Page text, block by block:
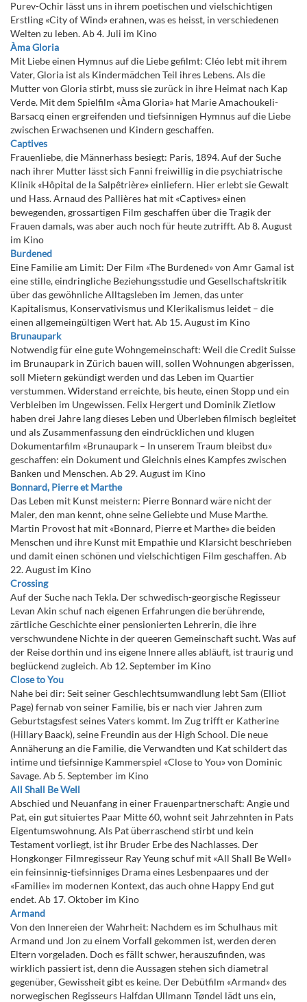
Purev-Ochir lässt uns in ihrem poetischen und vielschichtigen
Erstling «City of Wind» erahnen, was es heisst, in verschiedenen
Welten zu leben. Ab 4. Juli im Kino
Àma Gloria
Mit Liebe einen Hymnus auf die Liebe gefilmt: Cléo lebt mit ihrem
Vater, Gloria ist als Kindermädchen Teil ihres Lebens. Als die
Mutter von Gloria stirbt, muss sie zurück in ihre Heimat nach Kap
Verde. Mit dem Spielfilm «Àma Gloria» hat Marie Amachoukeli-
Barsacq einen ergreifenden und tiefsinnigen Hymnus auf die Liebe
zwischen Erwachsenen und Kindern geschaffen.
Captives
Frauenliebe, die Männerhass besiegt: Paris, 1894. Auf der Suche
nach ihrer Mutter lässt sich Fanni freiwillig in die psychiatrische
Klinik «Hôpital de la Salpêtrière» einliefern. Hier erlebt sie Gewalt
und Hass. Arnaud des Pallières hat mit «Captives» einen
bewegenden, grossartigen Film geschaffen über die Tragik der
Frauen damals, was aber auch noch für heute zutrifft. Ab 8. August
im Kino
Burdened
Eine Familie am Limit: Der Film «The Burdened» von Amr Gamal ist
eine stille, eindringliche Beziehungsstudie und Gesellschaftskritik
über das gewöhnliche Alltagsleben im Jemen, das unter
Kapitalismus, Konservativismus und Klerikalismus leidet – die
einen allgemeingültigen Wert hat. Ab 15. August im Kino
Brunaupark
Notwendig für eine gute Wohngemeinschaft: Weil die Credit Suisse
im Brunaupark in Zürich bauen will, sollen Wohnungen abgerissen,
soll Mietern gekündigt werden und das Leben im Quartier
verstummen. Widerstand erreichte, bis heute, einen Stopp und ein
Verbleiben im Ungewissen. Felix Hergert und Dominik Zietlow
haben drei Jahre lang dieses Leben und Überleben filmisch begleitet
und als Zusammenfassung den eindrücklichen und klugen
Dokumentarfilm «Brunaupark – In unserem Traum bleibst du»
geschaffen: ein Dokument und Gleichnis eines Kampfes zwischen
Banken und Menschen. Ab 29. August im Kino
Bonnard, Pierre et Marthe
Das Leben mit Kunst meistern: Pierre Bonnard wäre nicht der
Maler, den man kennt, ohne seine Geliebte und Muse Marthe.
Martin Provost hat mit «Bonnard, Pierre et Marthe» die beiden
Menschen und ihre Kunst mit Empathie und Klarsicht beschrieben
und damit einen schönen und vielschichtigen Film geschaffen. Ab
22. August im Kino
Crossing
Auf der Suche nach Tekla. Der schwedisch-georgische Regisseur
Levan Akin schuf nach eigenen Erfahrungen die berührende,
zärtliche Geschichte einer pensionierten Lehrerin, die ihre
verschwundene Nichte in der queeren Gemeinschaft sucht. Was auf
der Reise dorthin und ins eigene Innere alles abläuft, ist traurig und
beglückend zugleich. Ab 12. September im Kino
Close to You
Nahe bei dir: Seit seiner Geschlechtsumwandlung lebt Sam (Elliot
Page) fernab von seiner Familie, bis er nach vier Jahren zum
Geburtstagsfest seines Vaters kommt. Im Zug trifft er Katherine
(Hillary Baack), seine Freundin aus der High School. Die neue
Annäherung an die Familie, die Verwandten und Kat schildert das
intime und tiefsinnige Kammerspiel «Close to You» von Dominic
Savage. Ab 5. September im Kino
All Shall Be Well
Abschied und Neuanfang in einer Frauenpartnerschaft: Angie und
Pat, ein gut situiertes Paar Mitte 60, wohnt seit Jahrzehnten in Pats
Eigentumswohnung. Als Pat überraschend stirbt und kein
Testament vorliegt, ist ihr Bruder Erbe des Nachlasses. Der
Hongkonger Filmregisseur Ray Yeung schuf mit «All Shall Be Well»
ein feinsinnig-tiefsinniges Drama eines Lesbenpaares und der
«Familie» im modernen Kontext, das auch ohne Happy End gut
endet. Ab 17. Oktober im Kino
Armand
Von den Innereien der Wahrheit: Nachdem es im Schulhaus mit
Armand und Jon zu einem Vorfall gekommen ist, werden deren
Eltern vorgeladen. Doch es fällt schwer, herauszufinden, was
wirklich passiert ist, denn die Aussagen stehen sich diametral
gegenüber, Gewissheit gibt es keine. Der Debütfilm «Armand» des
norwegischen Regisseurs Halfdan Ullmann Tøndel lädt uns ein,